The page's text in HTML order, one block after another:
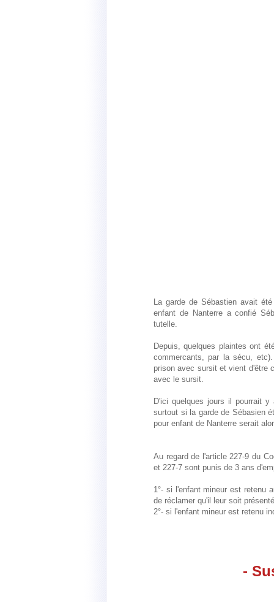
La garde de Sébastien avait
enfant de Nanterre a confié
tutelle.
Depuis, quelques plaintes ont
commercants, par la sécu,
prison avec sursit et vient d'être
avec le sursit.
D'ici quelques jours il pourrait
surtout si la garde de Sébasien
pour enfant de Nanterre serait
Au regard de l'article 227-9 du
et 227-7 sont punis de 3 ans
1°- si l'enfant mineur est retenu
de réclamer qu'il leur soit
2°- si l'enfant mineur est retenu
-